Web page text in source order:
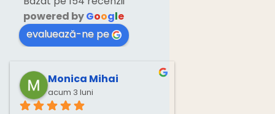
powered byGoogle
evaluează-ne pe
Monica Mihai
acum 3 luni